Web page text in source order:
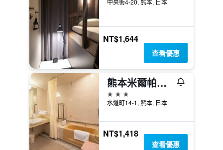
中央街4-20, 熊本, 日本
NT$1,644
查看優惠
熊本米爾帕曲酒店
3星級
水道町14-1, 熊本, 日本
NT$1,418
查看優惠